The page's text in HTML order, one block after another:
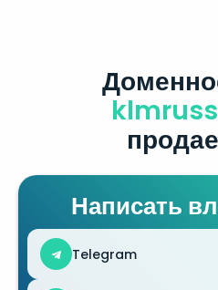
Написать
Telegram